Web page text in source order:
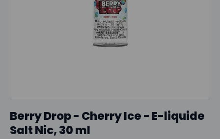
Berry Drop - Cherry Ice - E-liquide
Salt Nic, 30 ml